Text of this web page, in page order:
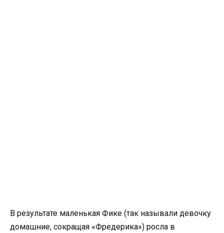
В результате маленькая Фике (так называли девочку
домашние, сокращая «Фредерика») росла в